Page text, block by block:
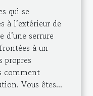
qui se
à l’extérieur de
d’une serrure
à un
propres
comment
Vous êtes...